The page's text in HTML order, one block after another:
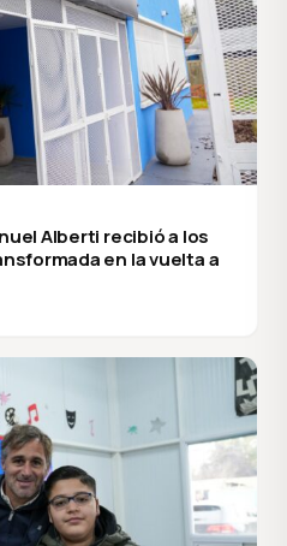
Alberti recibió a los
en la vuelta a